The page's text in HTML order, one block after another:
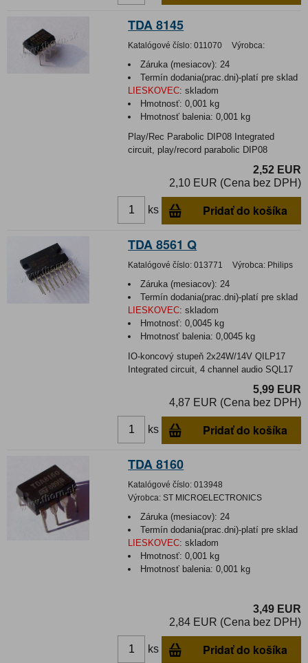
TDA 8145
Katalógové číslo: 011070 Výrobca:
Záruka (mesiacov): 24
Termín dodania(prac.dni)-platí pre sklad
LIESKOVEC: skladom
Hmotnosť:0,001 kg
Hmotnosť balenia:0,001 kg
Play/Rec Parabolic DIP08 Integrated
circuit, play/record parabolic DIP08
2,52 EUR
2,10 EUR (Cena bez DPH)
ks Pridať do košíka
TDA 8561 Q
Katalógové číslo: 013771 Výrobca: Philips
Záruka (mesiacov): 24
Termín dodania(prac.dni)-platí pre sklad
LIESKOVEC: skladom
Hmotnosť:0,0045 kg
Hmotnosť balenia:0,0045 kg
IO-koncový stupeň 2x24W/14V QILP17
Integrated circuit, 4 channel audio SQL17
5,99 EUR
4,87 EUR (Cena bez DPH)
ks Pridať do košíka
TDA 8160
Katalógové číslo: 013948
Výrobca: ST MICROELECTRONICS
Záruka (mesiacov): 24
Termín dodania(prac.dni)-platí pre sklad
LIESKOVEC: skladom
Hmotnosť:0,001 kg
Hmotnosť balenia:0,001 kg
3,49 EUR
2,84 EUR (Cena bez DPH)
ks Pridať do košíka